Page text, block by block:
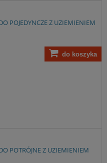
POJEDYNCZE Z UZIEMIENIEM
do koszyka
POTRÓJNE Z UZIEMIENIEM